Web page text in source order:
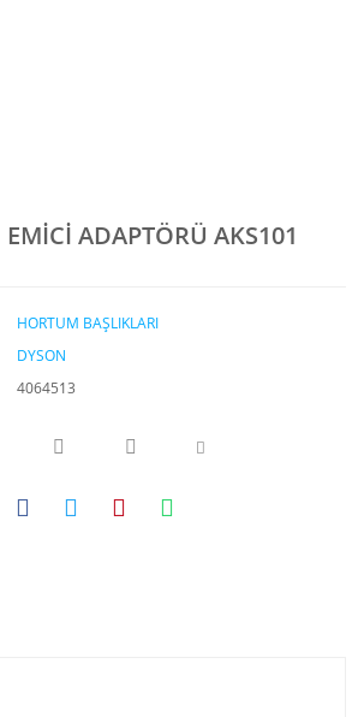
ADAPTÖRÜ AKS101
HORTUM BAŞLIKLARI
DYSON
4064513